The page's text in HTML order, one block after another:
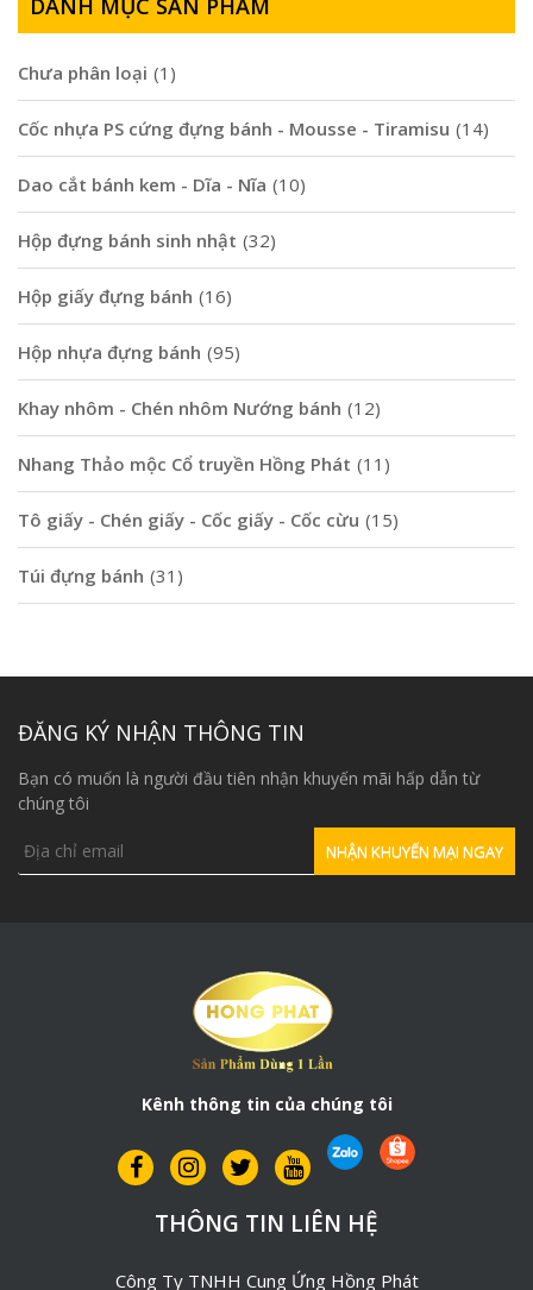
Chưa phân loại (1)
Cốc nhựa PS cứng đựng bánh - Mousse - Tiramisu (14)
Dao cắt bánh kem - Dĩa - Nĩa (10)
Hộp đựng bánh sinh nhật (32)
Hộp giấy đựng bánh (16)
Hộp nhựa đựng bánh (95)
Khay nhôm - Chén nhôm Nướng bánh (12)
Nhang Thảo mộc Cổ truyền Hồng Phát (11)
Tô giấy - Chén giấy - Cốc giấy - Cốc cừu (15)
Túi đựng bánh (31)
ĐĂNG KÝ NHẬN THÔNG TIN
Bạn có muốn là người đầu tiên nhận khuyến mãi hấp dẫn từ
chúng tôi
Kênh thông tin của chúng tôi
THÔNG TIN LIÊN HỆ
Công Ty TNHH Cung Ứng Hồng Phát